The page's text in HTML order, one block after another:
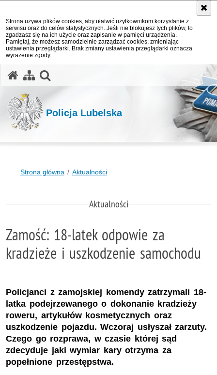
Strona używa plików cookies, aby ułatwić użytkownikom korzystanie z
serwisu oraz do celów statystycznych. Jeśli nie blokujesz tych plików, to
zgadzasz się na ich użycie oraz zapisanie w pamięci urządzenia.
Pamiętaj, że możesz samodzielnie zarządzać cookies, zmieniając
ustawienia przeglądarki. Brak zmiany ustawienia przeglądarki oznacza
wyrażenie zgody.
Policja Lubelska
Strona główna Aktualności
Aktualności
Zamość: 18-latek odpowie za
kradzieże i uszkodzenie samochodu
Policjanci z zamojskiej komendy zatrzymali 18-
latka podejrzewanego o dokonanie kradzieży
roweru, artykułów kosmetycznych oraz
uszkodzenie pojazdu. Wczoraj usłyszał zarzuty.
Czego go rozprawa, w czasie której sąd
zdecyduje jaki wymiar kary otrzyma za
popełnione przestępstwa.